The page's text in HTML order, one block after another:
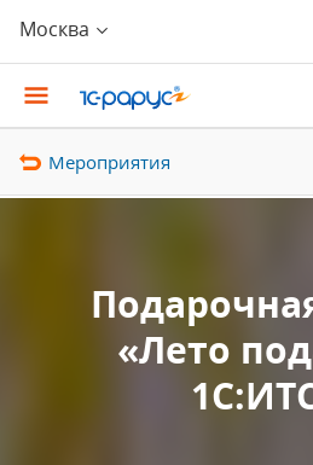
Москва
Мероприятия
«Лето